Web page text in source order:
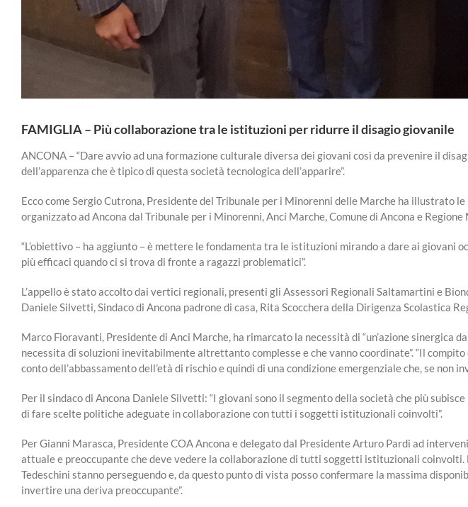
FAMIGLIA – Più collaborazione tra le istituzioni per ridurre il disagio giovanile
ANCONA – “Dare avvio ad una formazione culturale diversa dei giovani così da prevenire il
dell’apparenza che è tipico di questa società tecnologica dell’apparire”.
Ecco come Sergio Cutrona, Presidente del Tribunale per i Minorenni delle Marche ha illustrato
organizzato ad Ancona dal Tribunale per i Minorenni, Anci Marche, Comune di Ancona e Regione
“L’obiettivo – ha aggiunto – è mettere le fondamenta tra le istituzioni mirando a dare ai
più efficaci quando ci si trova di fronte a ragazzi problematici”.
L’appello è stato accolto dai vertici regionali, presenti gli Assessori Regionali Saltamartini e
Daniele Silvetti, Sindaco di Ancona padrone di casa, Rita Scocchera della Dirigenza Scolastica
Marco Fioravanti, Presidente di Anci Marche, ha rimarcato la necessità di “un’azione
necessita di soluzioni inevitabilmente altrettanto complesse e che vanno coordinate”. “Il
conto dell’abbassamento dell’età di rischio e quindi di una condizione emergenziale che, se non
Per il sindaco di Ancona Daniele Silvetti: “I giovani sono il segmento della società che più
di fare scelte politiche adeguate in collaborazione con tutti i soggetti istituzionali coinvolti”.
Per Gianni Marasca, Presidente COA Ancona e delegato dal Presidente Arturo Pardi ad
attuale e preoccupante che deve vedere la collaborazione di tutti soggetti istituzionali
Tedeschini stanno perseguendo e, da questo punto di vista posso confermare la massima
invertire una deriva preoccupante”.